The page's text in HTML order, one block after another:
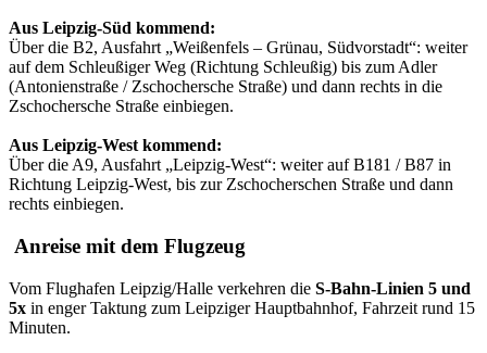
Aus Leipzig-Süd kommend:
Über die B2, Ausfahrt „Weißenfels – Grünau, Südvorstadt“: weiter
auf dem Schleußiger Weg (Richtung Schleußig) bis zum Adler
(Antonienstraße / Zschochersche Straße) und dann rechts in die
Zschochersche Straße einbiegen.
Aus Leipzig-West kommend:
Über die A9, Ausfahrt „Leipzig-West“: weiter auf B181 / B87 in
Richtung Leipzig-West, bis zur Zschocherschen Straße und dann
rechts einbiegen.
Anreise mit dem Flugzeug
Vom Flughafen Leipzig/Halle verkehren die S-Bahn-Linien 5 und
5x in enger Taktung zum Leipziger Hauptbahnhof, Fahrzeit rund 15
Minuten.